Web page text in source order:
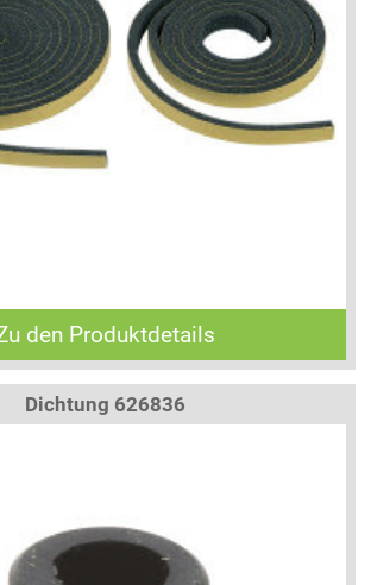
den Produktdetails
Dichtung 626836